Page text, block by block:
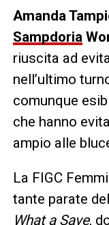
Amanda
Sampdoria
riuscita ad
nell’ultimo
comunque
che hanno
ampio alle
La FIGC
tante parate
What a Save,